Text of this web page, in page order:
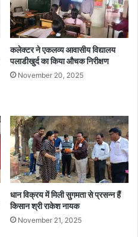
कलेक्टर ने एकलव्य आवासीय विद्यालय
पलाडीखुर्द का किया औचक निरीक्षण
November 20, 2025
धान विक्रय में मिली सुगमता से प्रसन्न हैं
किसान श्री राकेश नायक
November 21, 2025